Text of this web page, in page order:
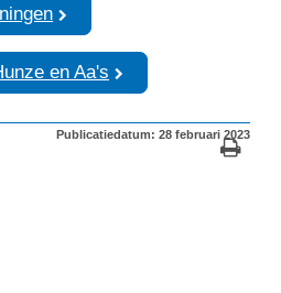
en Aa's
Publicatiedatum: 28 februari 2023